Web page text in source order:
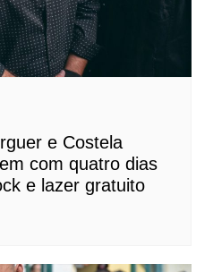
e Costela
com quatro dias
e lazer gratuito